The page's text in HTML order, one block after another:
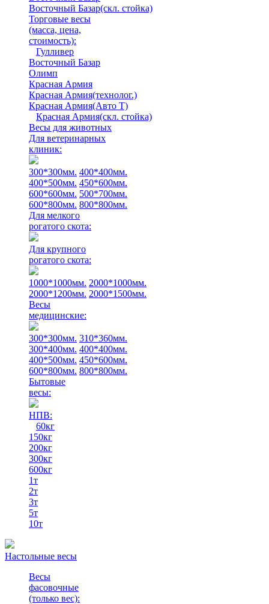
Восточный Базар(скл. стойка)
Торговые весы
(масса, цена,
стоимость):
Гулливер
Восточный Базар
Олимп
Красная Армия
Красная Армия(технолог.)
Красная Армия(Авто Т)
Красная Армия(скл. стойка)
Весы для животных
Для ветеринарных
клиник:
300*300мм. 400*400мм.
400*500мм. 450*600мм.
600*600мм. 500*700мм.
600*800мм. 800*800мм.
Для мелкого
рогатого скота:
Для крупного
рогатого скота:
1000*1000мм. 2000*1000мм.
2000*1200мм. 2000*1500мм.
Весы
медицинские:
300*300мм. 310*360мм.
300*400мм. 400*400мм.
400*500мм. 450*600мм.
600*800мм. 800*800мм.
Бытовые
весы:
НПВ:
60кг
150кг
200кг
300кг
600кг
1т
2т
3т
5т
10т
Настольные весы
Весы
фасовочные
(только вес):